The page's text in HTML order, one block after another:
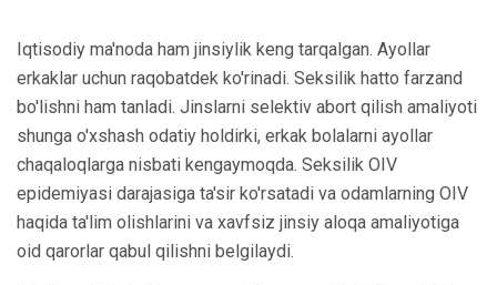
Iqtisodiy ma'noda ham jinsiylik keng tarqalgan. Ayollar
erkaklar uchun raqobatdek ko'rinadi. Seksilik hatto farzand
bo'lishni ham tanladi. Jinslarni selektiv abort qilish amaliyoti
shunga o'xshash odatiy holdirki, erkak bolalarni ayollar
chaqaloqlarga nisbati kengaymoqda. Seksilik OIV
epidemiyasi darajasiga ta'sir ko'rsatadi va odamlarning OIV
haqida ta'lim olishlarini va xavfsiz jinsiy aloqa amaliyotiga
oid qarorlar qabul qilishni belgilaydi.